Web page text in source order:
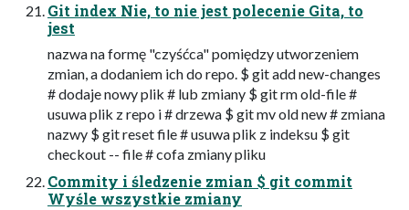
Git index Nie, to nie jest polecenie Gita, to
jest
nazwa na formę "czyśćca" pomiędzy utworzeniem
zmian, a dodaniem ich do repo. $ git add new-changes
# dodaje nowy plik # lub zmiany $ git rm old-file #
usuwa plik z repo i # drzewa $ git mv old new # zmiana
nazwy $ git reset file # usuwa plik z indeksu $ git
checkout -- file # cofa zmiany pliku
Commity i śledzenie zmian $ git commit
Wyśle wszystkie zmiany